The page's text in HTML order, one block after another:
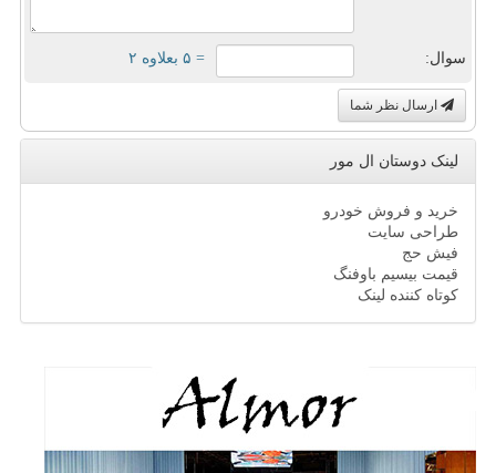
سوال: = ۵ بعلاوه ۲
ارسال نظر شما
لینک دوستان ال مور
خرید و فروش خودرو
طراحی سایت
فیش حج
قیمت بیسیم باوفنگ
کوتاه کننده لینک